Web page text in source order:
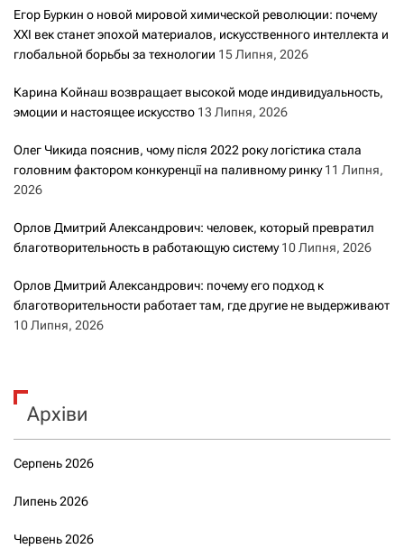
Егор Буркин о новой мировой химической революции: почему
XXI век станет эпохой материалов, искусственного интеллекта и
глобальной борьбы за технологии 15 Липня, 2026
Карина Койнаш возвращает высокой моде индивидуальность,
эмоции и настоящее искусство 13 Липня, 2026
Олег Чикида пояснив, чому після 2022 року логістика стала
головним фактором конкуренції на паливному ринку 11 Липня,
2026
Орлов Дмитрий Александрович: человек, который превратил
благотворительность в работающую систему 10 Липня, 2026
Орлов Дмитрий Александрович: почему его подход к
благотворительности работает там, где другие не выдерживают
10 Липня, 2026
Архіви
Серпень 2026
Липень 2026
Червень 2026